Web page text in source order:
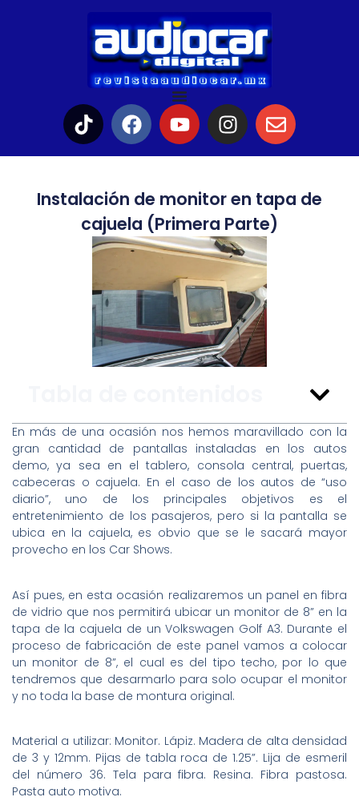
Instalación de monitor en tapa de
cajuela (Primera Parte)
En más de una ocasión nos hemos maravillado con la
gran cantidad de pantallas instaladas en los autos
demo, ya sea en el tablero, consola central, puertas,
cabeceras o cajuela. En el caso de los autos de “uso
diario”, uno de los principales objetivos es el
entretenimiento de los pasajeros, pero si la pantalla se
ubica en la cajuela, es obvio que se le sacará mayor
provecho en los Car Shows.
Así pues, en esta ocasión realizaremos un panel en fibra
de vidrio que nos permitirá ubicar un monitor de 8” en la
tapa de la cajuela de un Volkswagen Golf A3. Durante el
proceso de fabricación de este panel vamos a colocar
un monitor de 8”, el cual es del tipo techo, por lo que
tendremos que desarmarlo para solo ocupar el monitor
y no toda la base de montura original.
Material a utilizar: Monitor. Lápiz. Madera de alta densidad
de 3 y 12mm. Pijas de tabla roca de 1.25”. Lija de esmeril
del número 36. Tela para fibra. Resina. Fibra pastosa.
Pasta auto motiva.